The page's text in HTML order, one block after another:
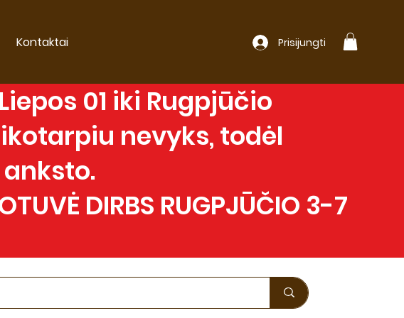
Prisijungti
Kontaktai
01 iki Rugpjūčio
nevyks, todėl
DIRBS RUGPJŪČIO 3-7